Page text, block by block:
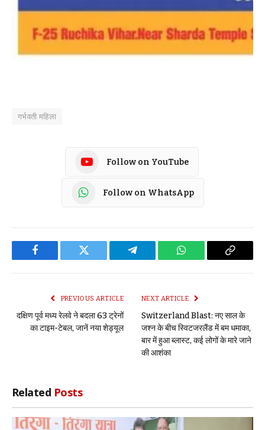
गर्भवती महिला
Follow on YouTube
Follow on WhatsApp
Facebook Twitter Telegram WhatsApp Copy
PREVIOUS ARTICLE
दक्षिण पूर्व मध्य रेलवे ने बदला 63 ट्रेनों
का टाइम-टेबल, जानें नया शेड्यूल
NEXT ARTICLE
Switzerland Blast: नए साल के
जश्न के बीच स्विटजरलैंड में बम धमाका,
बार में हुआ ब्लास्ट, कई लोगों के मारे जाने
की आशंका
Related Posts